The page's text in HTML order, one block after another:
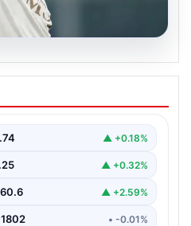
Süper Lig’e Sıcak
Beşiktaş’a Teklif
Romelu Lukaku’nun
▲ +0.18%
▲ +0.32%
▲ +2.59%
• -0.01%